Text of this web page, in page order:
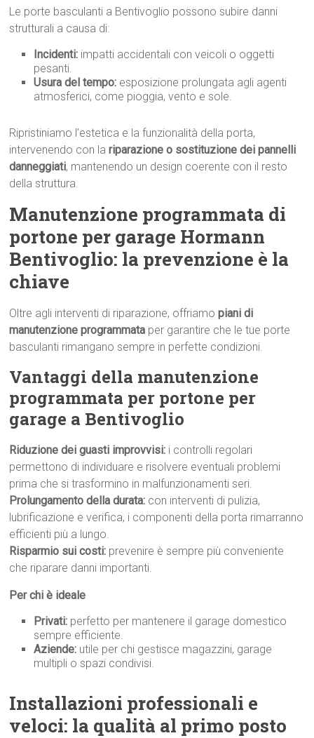
Le porte basculanti a Bentivoglio possono subire danni
strutturali a causa di:
Incidenti: impatti accidentali con veicoli o oggetti
pesanti.
Usura del tempo: esposizione prolungata agli agenti
atmosferici, come pioggia, vento e sole.
Ripristiniamo l’estetica e la funzionalità della porta,
intervenendo con lariparazione o sostituzione dei pannelli
danneggiati, mantenendo un design coerente con il resto
della struttura.
Manutenzione programmata di
portone per garage Hormann
Bentivoglio: la prevenzione è la
chiave
Oltre agli interventi di riparazione, offriamopiani di
manutenzione programmata per garantire che le tue porte
basculanti rimangano sempre in perfette condizioni.
Vantaggi della manutenzione
programmata per portone per
garage a Bentivoglio
Riduzione dei guasti improvvisi: i controlli regolari
permettono di individuare e risolvere eventuali problemi
prima che si trasformino in malfunzionamenti seri.
Prolungamento della durata: con interventi di pulizia,
lubrificazione e verifica, i componenti della porta rimarranno
efficienti più a lungo.
Risparmio sui costi: prevenire è sempre più conveniente
che riparare danni importanti.
Per chi è ideale
Privati: perfetto per mantenere il garage domestico
sempre efficiente.
Aziende: utile per chi gestisce magazzini, garage
multipli o spazi condivisi.
Installazioni professionali e
veloci: la qualità al primo posto